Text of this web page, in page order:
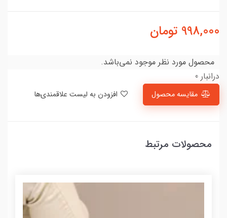
998,000 تومان
محصول مورد نظر موجود نمی‌باشد.
درانبار 0
مقایسه محصول
محصولات مرتبط